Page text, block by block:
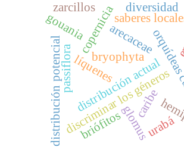
discriminar los géneros
distribución actual
distribución potencial caribe
líquenes
saberes
urabá
arecaceae
copernicia
briófitos
bryophyta
diversidad
glomus
passiflora
gouania
zarcillos